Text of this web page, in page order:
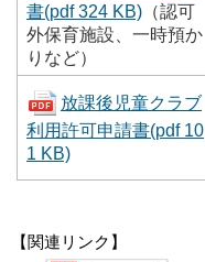
書(pdf 324 KB) （認可
外保育施設、一時預か
りなど）
放課後児童クラブ
利用許可申請書(pdf 10
1 KB)
【関連リンク】